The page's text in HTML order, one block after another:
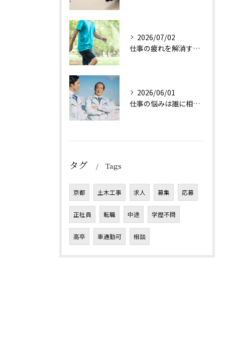
2026/07/02
仕事の疲れを解消する方法は？
2026/06/01
仕事の悩みは誰に相談すれば良い？
タグ Tags
京都 土木工事 求人 募集 応募
正社員 転職 中途 学歴不問
高卒 車通勤可 相談